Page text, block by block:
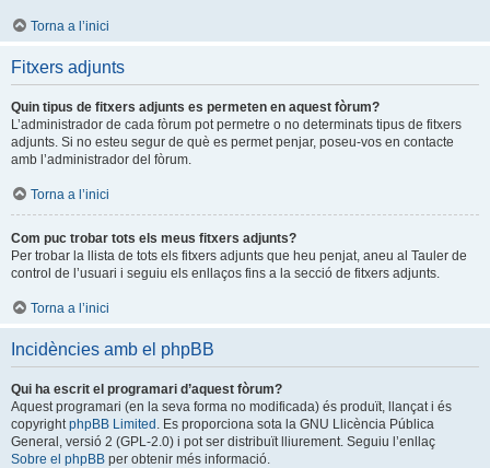
Torna a l’inici
Fitxers adjunts
Quin tipus de fitxers adjunts es permeten en aquest fòrum?
L’administrador de cada fòrum pot permetre o no determinats tipus de fitxers
adjunts. Si no esteu segur de què es permet penjar, poseu-vos en contacte
amb l’administrador del fòrum.
Torna a l’inici
Com puc trobar tots els meus fitxers adjunts?
Per trobar la llista de tots els fitxers adjunts que heu penjat, aneu al Tauler de
control de l’usuari i seguiu els enllaços fins a la secció de fitxers adjunts.
Torna a l’inici
Incidències amb el phpBB
Qui ha escrit el programari d’aquest fòrum?
Aquest programari (en la seva forma no modificada) és produït, llançat i és
copyright phpBB Limited . Es proporciona sota la GNU Llicència Pública
General, versió 2 (GPL-2.0) i pot ser distribuït lliurement. Seguiu l’enllaç
Sobre el phpBB per obtenir més informació.